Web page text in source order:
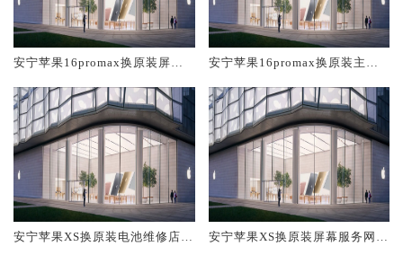
安宁苹果16promax换原装屏幕
安宁苹果16promax换原装主板
安宁苹果XS换原装电池维修店大
安宁苹果XS换原装屏幕服务网点